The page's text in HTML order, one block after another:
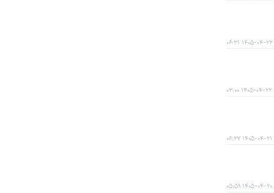
۱۴۰۵-۰۴-۲۳ ۰۶:۳۱
۱۴۰۵-۰۴-۲۲ ۰۳:۰۰
۱۴۰۵-۰۴-۲۱ ۰۶:۳۷
۱۴۰۵-۰۴-۲۰ ۰۵:۵۹